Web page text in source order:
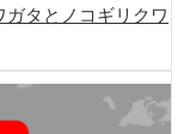
タとノコギリクワ